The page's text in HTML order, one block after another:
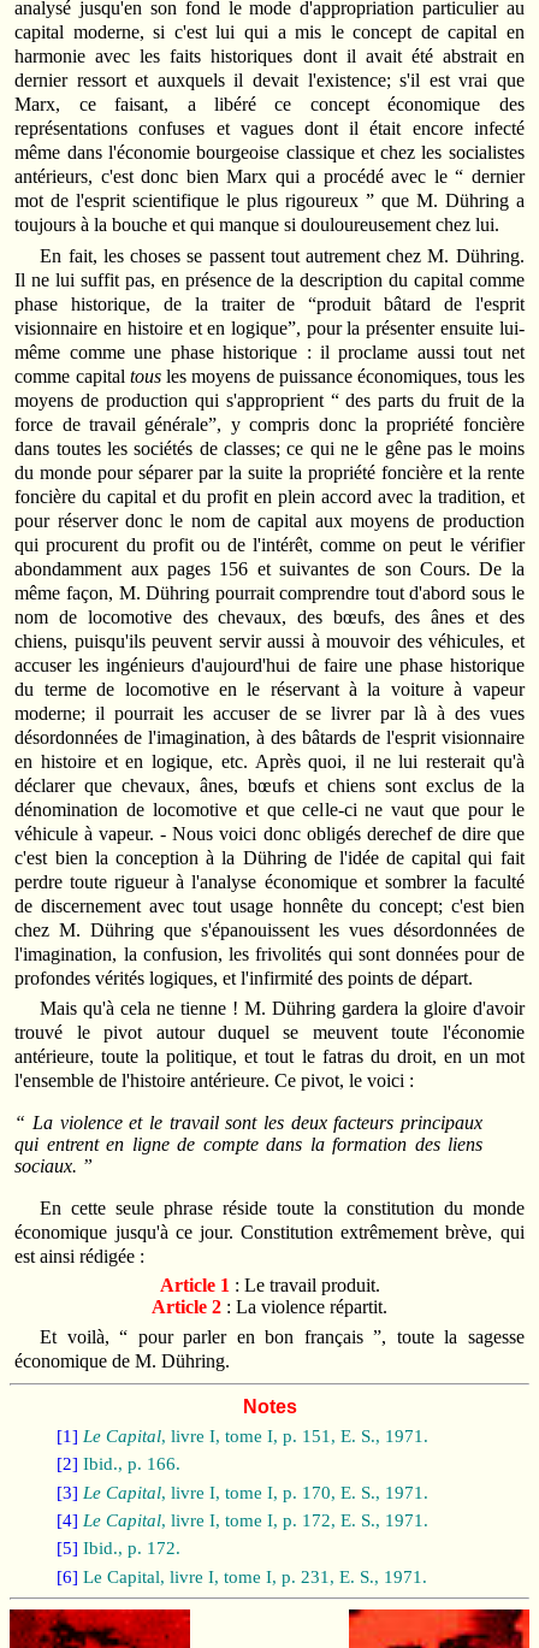
analysé jusqu'en son fond le mode d'appropriation particulier au
capital moderne, si c'est lui qui a mis le concept de capital en
harmonie avec les faits historiques dont il avait été abstrait en
dernier ressort et auxquels il devait l'existence; s'il est vrai que
Marx, ce faisant, a libéré ce concept économique des
représentations confuses et vagues dont il était encore infecté
même dans l'économie bourgeoise classique et chez les socialistes
antérieurs, c'est donc bien Marx qui a procédé avec le “ dernier
mot de l'esprit scientifique le plus rigoureux ” que M. Dühring a
toujours à la bouche et qui manque si douloureusement chez lui.
En fait, les choses se passent tout autrement chez M. Dühring.
Il ne lui suffit pas, en présence de la description du capital comme
phase historique, de la traiter de “produit bâtard de l'esprit
visionnaire en histoire et en logique”, pour la présenter ensuite lui-
même comme une phase historique : il proclame aussi tout net
comme capital tousles moyens de puissance économiques, tous les
moyens de production qui s'approprient “ des parts du fruit de la
force de travail générale”, y compris donc la propriété foncière
dans toutes les sociétés de classes; ce qui ne le gêne pas le moins
du monde pour séparer par la suite la propriété foncière et la rente
foncière du capital et du profit en plein accord avec la tradition, et
pour réserver donc le nom de capital aux moyens de production
qui procurent du profit ou de l'intérêt, comme on peut le vérifier
abondamment aux pages 156 et suivantes de son Cours. De la
même façon, M. Dühring pourrait comprendre tout d'abord sous le
nom de locomotive des chevaux, des bœufs, des ânes et des
chiens, puisqu'ils peuvent servir aussi à mouvoir des véhicules, et
accuser les ingénieurs d'aujourd'hui de faire une phase historique
du terme de locomotive en le réservant à la voiture à vapeur
moderne; il pourrait les accuser de se livrer par là à des vues
désordonnées de l'imagination, à des bâtards de l'esprit visionnaire
en histoire et en logique, etc. Après quoi, il ne lui resterait qu'à
déclarer que chevaux, ânes, bœufs et chiens sont exclus de la
dénomination de locomotive et que celle-ci ne vaut que pour le
véhicule à vapeur. - Nous voici donc obligés derechef de dire que
c'est bien la conception à la Dühring de l'idée de capital qui fait
perdre toute rigueur à l'analyse économique et sombrer la faculté
de discernement avec tout usage honnête du concept; c'est bien
chez M. Dühring que s'épanouissent les vues désordonnées de
l'imagination, la confusion, les frivolités qui sont données pour de
profondes vérités logiques, et l'infirmité des points de départ.
Mais qu'à cela ne tienne ! M. Dühring gardera la gloire d'avoir
trouvé le pivot autour duquel se meuvent toute l'économie
antérieure, toute la politique, et tout le fatras du droit, en un mot
l'ensemble de l'histoire antérieure. Ce pivot, le voici :
“ La violence et le travail sont les deux facteurs principaux
qui entrent en ligne de compte dans la formation des liens
sociaux. ”
En cette seule phrase réside toute la constitution du monde
économique jusqu'à ce jour. Constitution extrêmement brève, qui
est ainsi rédigée :
Article 1 : Le travail produit.
Article 2 : La violence répartit.
Et voilà, “ pour parler en bon français ”, toute la sagesse
économique de M. Dühring.
Notes
[1] Le Capital, livre I, tome I, p. 151, E. S., 1971.
[2] Ibid., p. 166.
[3] Le Capital, livre I, tome I, p. 170, E. S., 1971.
[4] Le Capital, livre I, tome I, p. 172, E. S., 1971.
[5] Ibid., p. 172.
[6] Le Capital, livre I, tome I, p. 231, E. S., 1971.